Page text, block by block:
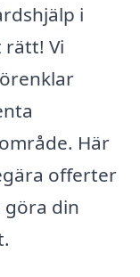
i
rätt! Vi
Här
offerter
din